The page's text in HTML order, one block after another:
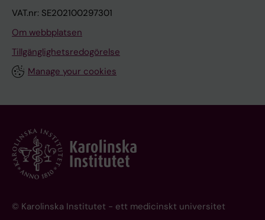
VAT.nr: SE202100297301
Om webbplatsen
Tillgänglighetsredogörelse
Manage your cookies
© Karolinska Institutet - ett medicinskt universitet